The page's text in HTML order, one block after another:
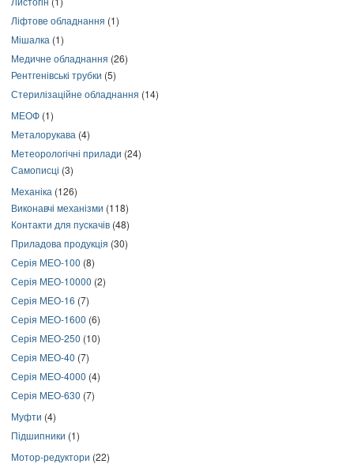
Ліфтове обладнання (1)
Мішалка (1)
Медичне обладнання (26)
Рентгенівські трубки (5)
Стерилізаційне обладнання (14)
МЕОФ (1)
Металорукава (4)
Метеорологічні прилади (24)
Самописці (3)
Механіка (126)
Виконавчі механізми (118)
Контакти для пускачів (48)
Приладова продукція (30)
Серія МЕО-100 (8)
Серія МЕО-10000 (2)
Серія МЕО-16 (7)
Серія МЕО-1600 (6)
Серія МЕО-250 (10)
Серія МЕО-40 (7)
Серія МЕО-4000 (4)
Серія МЕО-630 (7)
Муфти (4)
Підшипники (1)
Мотор-редуктори (22)